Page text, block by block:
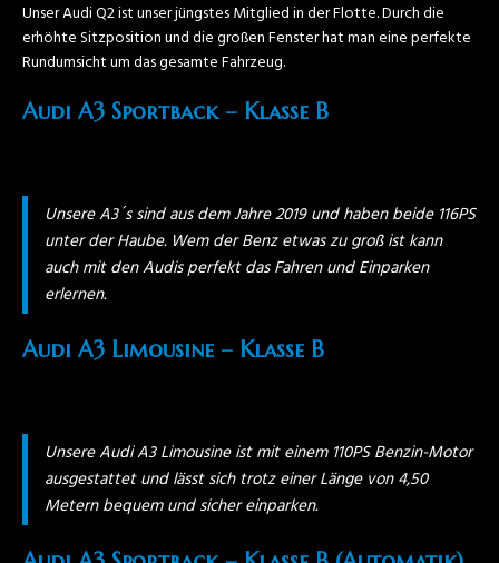
Unser Audi Q2 ist unser jüngstes Mitglied in der Flotte. Durch die
erhöhte Sitzposition und die großen Fenster hat man eine perfekte
Rundumsicht um das gesamte Fahrzeug.
Audi A3 Sportback – Klasse B
Unsere A3´s sind aus dem Jahre 2019 und haben beide 116PS
unter der Haube. Wem der Benz etwas zu groß ist kann
auch mit den Audis perfekt das Fahren und Einparken
erlernen.
Audi A3 Limousine – Klasse B
Unsere Audi A3 Limousine ist mit einem 110PS Benzin-Motor
ausgestattet und lässt sich trotz einer Länge von 4,50
Metern bequem und sicher einparken.